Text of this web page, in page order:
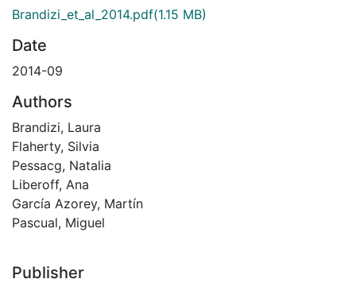
Brandizi_et_al_2014.pdf(1.15 MB)
Date
2014-09
Authors
Brandizi, Laura
Flaherty, Silvia
Pessacg, Natalia
Liberoff, Ana
García Azorey, Martín
Pascual, Miguel
Publisher